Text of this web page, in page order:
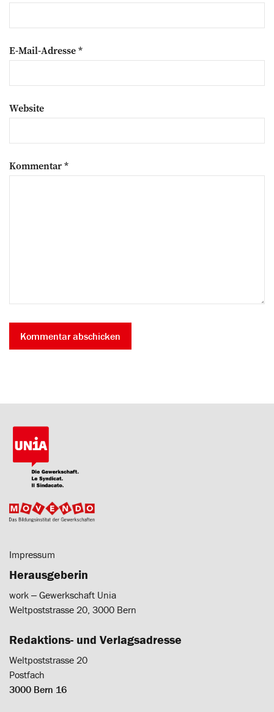
E-Mail-Adresse*
Website
Kommentar*
Impressum
Herausgeberin
work ‒ Gewerkschaft Unia
Weltpoststrasse 20, 3000 Bern
Redaktions- und Verlagsadresse
Weltpoststrasse 20
Postfach
3000 Bern 16